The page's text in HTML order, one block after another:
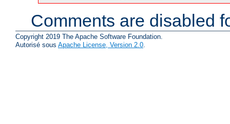
Comments are disabled
Copyright 2019 The Apache Software Foundation.
Autorisé sous Apache License, Version 2.0.